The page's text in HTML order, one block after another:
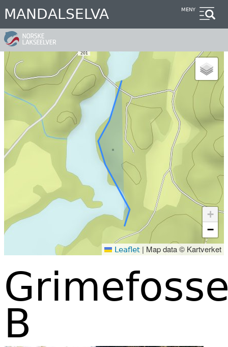
Hopp
til
hovedinnhold
MANDALSELVA MENY
+
−
Leaflet | Map data © Kartverket
B